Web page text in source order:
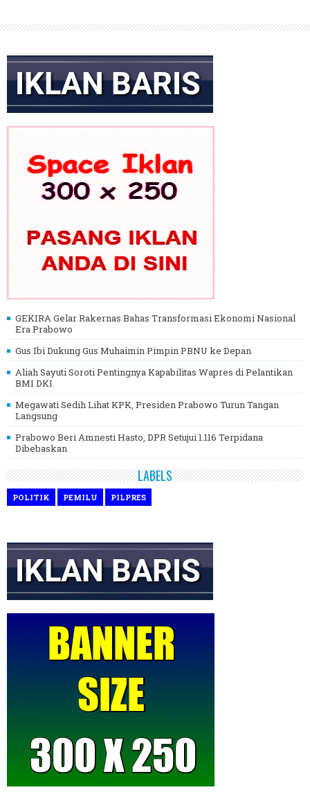
GEKIRA Gelar Rakernas Bahas Transformasi Ekonomi Nasional
Era Prabowo
Gus Ibi Dukung Gus Muhaimin Pimpin PBNU ke Depan
Aliah Sayuti Soroti Pentingnya Kapabilitas Wapres di Pelantikan
BMI DKI
Megawati Sedih Lihat KPK, Presiden Prabowo Turun Tangan
Langsung
Prabowo Beri Amnesti Hasto, DPR Setujui 1.116 Terpidana
Dibebaskan
LABELS
POLITIK PEMILU PILPRES